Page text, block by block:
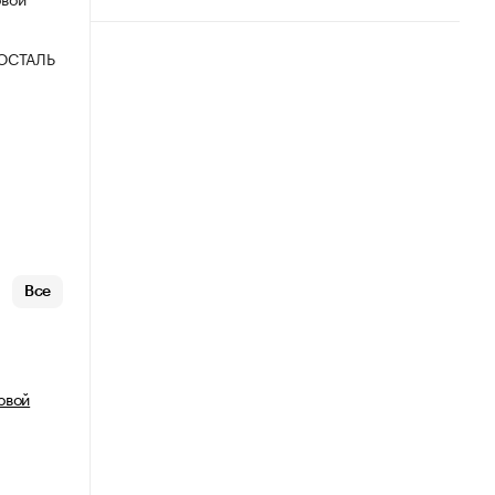
Все